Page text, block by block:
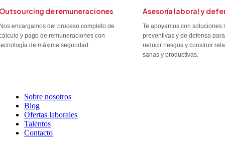
de remuneraciones
encargamos del proceso completo de
y pago de remuneraciones con
de máxima seguridad.
Asesoría laboral y
Te apoyamos con soluciones
preventivas y de defensa
reducir riesgos y construir
sanas y productivas.
Sobre nosotros
Blog
Ofertas laborales
Talentos
Contacto